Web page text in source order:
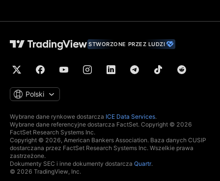
STWORZONE PRZEZ LUDZI
Polski
Wybrane dane rynkowe dostarcza ICE Data Services.
Wybrane dane referencyjne dostarcza FactSet. Copyright © 2026
FactSet Research Systems Inc.
Copyright © 2026, American Bankers Association. Baza danych CUSIP
dostarczana przez FactSet Research Systems Inc. Wszelkie prawa
zastrzeżone.
Dokumenty SEC i inne dokumenty dostarcza Quartr.
© 2026 TradingView, Inc.